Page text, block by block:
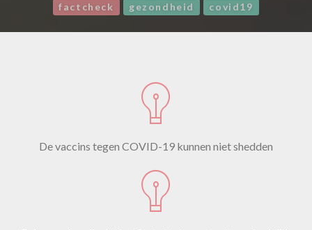
factcheck gezondheid covid19
De vaccins tegen COVID-19 kunnen niet shedden